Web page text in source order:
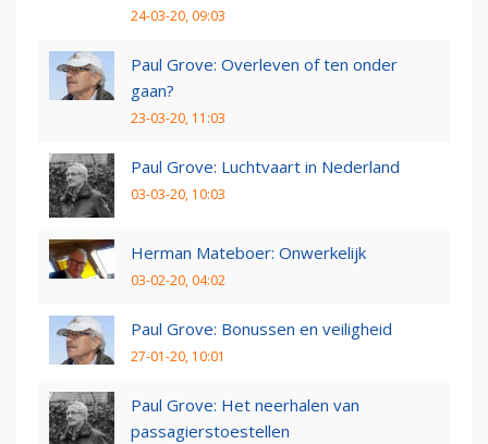
24-03-20, 09:03
Paul Grove: Overleven of ten onder
gaan?
23-03-20, 11:03
Paul Grove: Luchtvaart in Nederland
03-03-20, 10:03
Herman Mateboer: Onwerkelijk
03-02-20, 04:02
Paul Grove: Bonussen en veiligheid
27-01-20, 10:01
Paul Grove: Het neerhalen van
passagierstoestellen